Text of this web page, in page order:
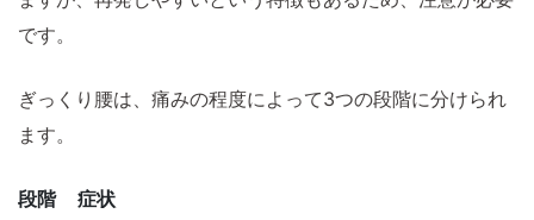
です。
ぎっくり腰は、痛みの程度によって3つの段階に分けられ
ます。
段階
症状